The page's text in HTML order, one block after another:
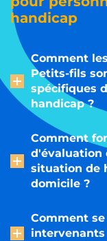
handicap
Comment
Petits-fils
spécifiques
handicap ?
Comment
d'évaluation
situation de
domicile ?
Comment
intervenants